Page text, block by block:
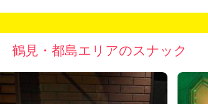
鶴見・都島エリアのスナック